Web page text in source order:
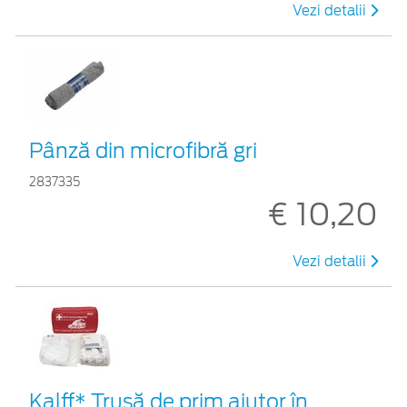
Vezi detalii
Pânză din microfibră gri
2837335
€ 10,20
Vezi detalii
Kalff* Trusă de prim ajutor în